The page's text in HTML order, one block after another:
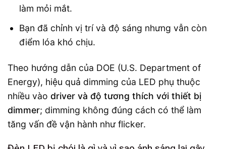
làm mỏi mắt.
Bạn đã chỉnh vị trí và độ sáng nhưng vẫn còn
điểm lóa khó chịu.
Theo hướng dẫn của DOE (U.S. Department of
Energy), hiệu quả dimming của LED phụ thuộc
nhiều vào driver và độ tương thích với thiết bị
dimmer; dimming không đúng cách có thể làm
tăng vấn đề vận hành như flicker.